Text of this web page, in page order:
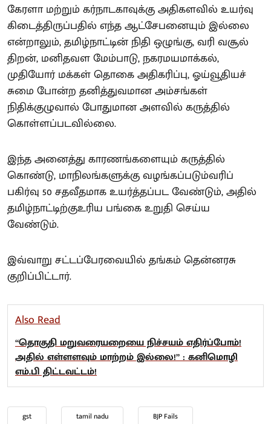
கேரளா மற்றும் கர்நாடகாவுக்கு அதிகளவில் உயர்வு
கிடைத்திருப்பதில் எந்த ஆட்சேபனையும் இல்லை
என்றாலும், தமிழ்நாட்டின் நிதி ஒழுங்கு, வரி வசூல்
திறன், மனிதவள மேம்பாடு, நகரமயமாக்கல்,
முதியோர் மக்கள் தொகை அதிகரிப்பு, ஓய்வூதியச்
சுமை போன்ற தனித்துவமான அம்சங்கள்
நிதிக்குழுவால் போதுமான அளவில் கருத்தில்
கொள்ளப்படவில்லை.
இந்த அனைத்து காரணங்களையும் கருத்தில்
கொண்டு, மாநிலங்களுக்கு வழங்கப்படும்வரிப்
பகிர்வு 50 சதவீதமாக உயர்த்தப்பட வேண்டும், அதில்
தமிழ்நாட்டிற்குஉரிய பங்கை உறுதி செய்ய
வேண்டும்.
இவ்வாறு சட்டப்பேரவையில் தங்கம் தென்னரசு
குறிப்பிட்டார்.
Also Read
“தொகுதி மறுவரையறையை நிச்சயம் எதிர்ப்போம்!
அதில் எள்ளளவும் மாற்றம் இல்லை!” : கனிமொழி
எம்.பி திட்டவட்டம்!
gst tamil nadu BJP Fails